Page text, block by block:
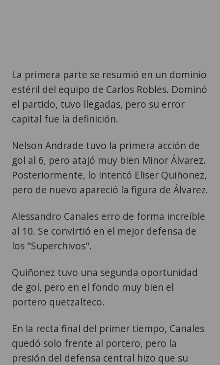
La primera parte se resumió en un dominio
estéril del equipo de Carlos Robles. Dominó
el partido, tuvo llegadas, pero su error
capital fue la definición.
Nelson Andrade tuvo la primera acción de
gol al 6, pero atajó muy bien Minor Álvarez.
Posteriormente, lo intentó Eliser Quiñonez,
pero de nuevo apareció la figura de Álvarez.
Alessandro Canales erro de forma increíble
al 10. Se convirtió en el mejor defensa de
los "Superchivos".
Quiñonez tuvo una segunda oportunidad
de gol, pero en el fondo muy bien el
portero quetzalteco.
En la recta final del primer tiempo, Canales
quedó solo frente al portero, pero la
presión del defensa central hizo que su